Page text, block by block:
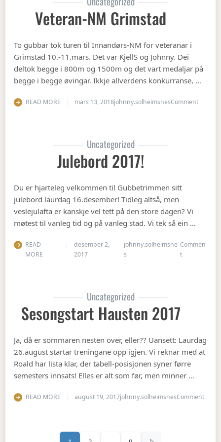
Veteran-NM Grimstad
To gubbar tok turen til Innandørs-NM for veteranar i
Grimstad 10.-11.mars. Det var KjellS og Johnny. Dei
deltok begge i 800m og 1500m og det vart medaljar på
begge i begge øvingar. Ikkje allverdens konkurranse, …
READ MORE mars 13, 2018johnny.solheimsnesCommenton
Uncategorized
Julebord 2017!
Du er hjarteleg velkommen til Gubbetrimmen sitt
julebord laurdag 16.desember! Tidleg altså, men
veslejulafta er kanskje vel tett på den store dagen? Vi
møtest til vanleg tid og på vanleg stad. Vi tek så ein …
READ
MORE
desember 2,
2017
johnny.solheimsne
s
Commen
ton Julebord
Uncategorized
Sesongstart Hausten 2017
Ja, då er sommaren nesten over, eller?? Uansett: Laurdag
26.august startar treningane opp igjen. Vi reknar med at
Roald har lista klar, der tabell-posisjonen syner førre
semesters innsats! Elles er alt som før, men minner …
READ MORE august 19, 2017johnny.solheimsnesCommenton